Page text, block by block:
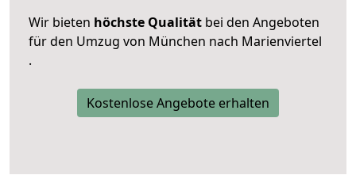
Wir bieten höchste Qualität bei den Angeboten
für den Umzug von München nach Marienviertel
.
Kostenlose Angebote erhalten